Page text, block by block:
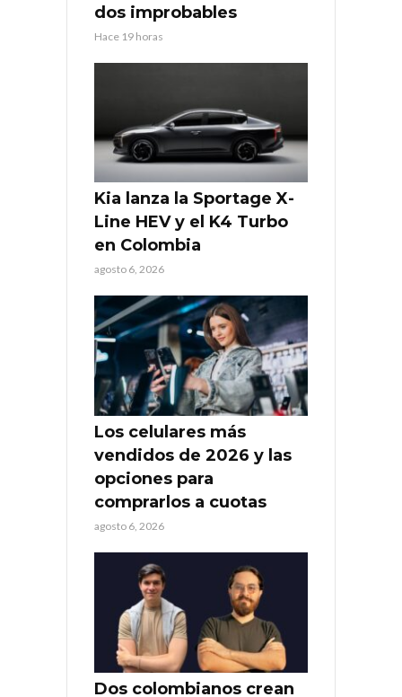
dos improbables
Hace 19 horas
Kia lanza la Sportage X-
Line HEV y el K4 Turbo
en Colombia
agosto 6, 2026
Los celulares más
vendidos de 2026 y las
opciones para
comprarlos a cuotas
agosto 6, 2026
Dos colombianos crean